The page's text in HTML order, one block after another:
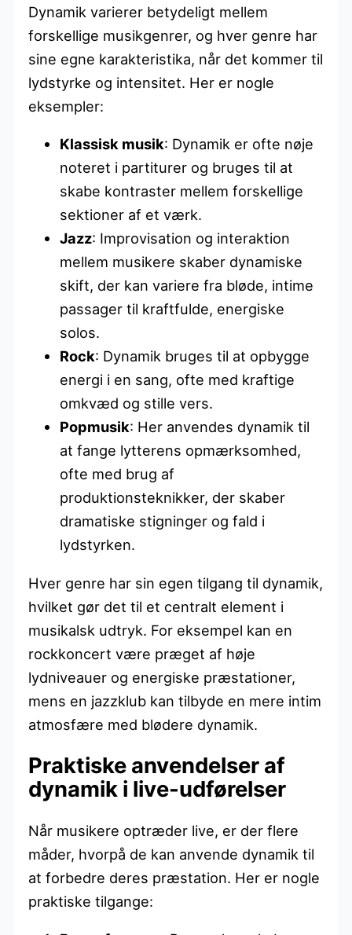
Dynamik varierer betydeligt mellem
forskellige musikgenrer, og hver genre har
sine egne karakteristika, når det kommer til
lydstyrke og intensitet. Her er nogle
eksempler:
Klassisk musik: Dynamik er ofte nøje
noteret i partiturer og bruges til at
skabe kontraster mellem forskellige
sektioner af et værk.
Jazz: Improvisation og interaktion
mellem musikere skaber dynamiske
skift, der kan variere fra bløde, intime
passager til kraftfulde, energiske
solos.
Rock: Dynamik bruges til at opbygge
energi i en sang, ofte med kraftige
omkvæd og stille vers.
Popmusik: Her anvendes dynamik til
at fange lytterens opmærksomhed,
ofte med brug af
produktionsteknikker, der skaber
dramatiske stigninger og fald i
lydstyrken.
Hver genre har sin egen tilgang til dynamik,
hvilket gør det til et centralt element i
musikalsk udtryk. For eksempel kan en
rockkoncert være præget af høje
lydniveauer og energiske præstationer,
mens en jazzklub kan tilbyde en mere intim
atmosfære med blødere dynamik.
Praktiske anvendelser af
dynamik i live-udførelser
Når musikere optræder live, er der flere
måder, hvorpå de kan anvende dynamik til
at forbedre deres præstation. Her er nogle
praktiske tilgange: